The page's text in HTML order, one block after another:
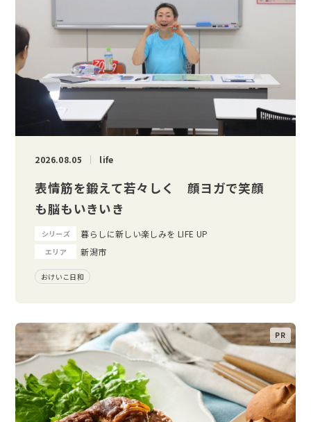
2026.08.05 life
表情筋を鍛えて若々しく 顔ヨガで笑顔
も脳もいきいき
シリーズ 暮らしに新しい楽しみを LIFE UP
エリア 新潟市
おけいこ日和